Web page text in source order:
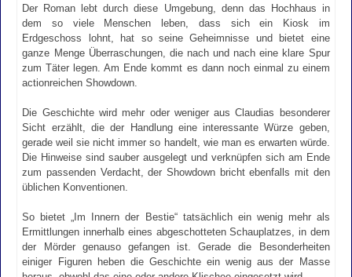
Der Roman lebt durch diese Umgebung, denn das Hochhaus in
dem so viele Menschen leben, dass sich ein Kiosk im
Erdgeschoss lohnt, hat so seine Geheimnisse und bietet eine
ganze Menge Überraschungen, die nach und nach eine klare Spur
zum Täter legen. Am Ende kommt es dann noch einmal zu einem
actionreichen Showdown.
Die Geschichte wird mehr oder weniger aus Claudias besonderer
Sicht erzählt, die der Handlung eine interessante Würze geben,
gerade weil sie nicht immer so handelt, wie man es erwarten würde.
Die Hinweise sind sauber ausgelegt und verknüpfen sich am Ende
zum passenden Verdacht, der Showdown bricht ebenfalls mit den
üblichen Konventionen.
So bietet „Im Innern der Bestie“ tatsächlich ein wenig mehr als
Ermittlungen innerhalb eines abgeschotteten Schauplatzes, in dem
der Mörder genauso gefangen ist. Gerade die Besonderheiten
einiger Figuren heben die Geschichte ein wenig aus der Masse